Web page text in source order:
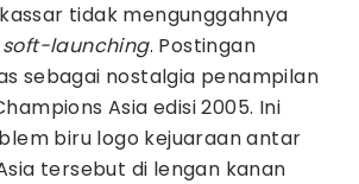
tidak mengunggahnya
soft-launching. Postingan
sebagai nostalgia penampilan
Asia edisi 2005. Ini
biru logo kejuaraan antar
tersebut di lengan kanan